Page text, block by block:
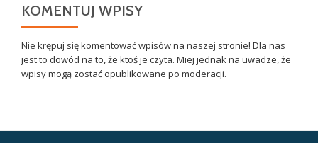
KOMENTUJ WPISY
Nie krępuj się komentować wpisów na naszej stronie! Dla nas
jest to dowód na to, że ktoś je czyta. Miej jednak na uwadze, że
wpisy mogą zostać opublikowane po moderacji.